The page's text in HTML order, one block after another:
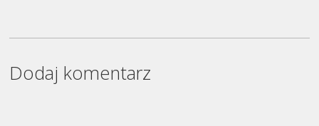
Dodaj komentarz